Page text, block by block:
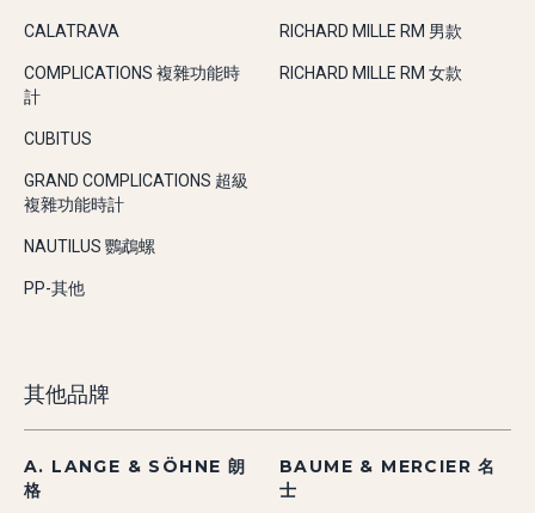
CALATRAVA
COMPLICATIONS 複雜功能時
計
CUBITUS
GRAND COMPLICATIONS 超級
複雜功能時計
NAUTILUS 鸚鵡螺
PP-其他
RICHARD MILLE RM 男款
RICHARD MILLE RM 女款
其他品牌
A. LANGE & SÖHNE 朗
格
BAUME & MERCIER 名
士